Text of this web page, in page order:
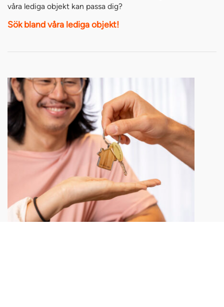
våra lediga objekt kan passa dig?
Sök bland våra lediga objekt!